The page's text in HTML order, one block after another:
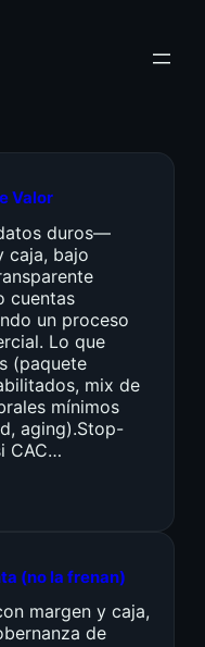
Valor
duros—
caja, bajo
cuentas
un proceso
Lo que
(paquete
mix de
mínimos
aging).Stop-
CAC…
(no la frenan)
margen y caja,
de